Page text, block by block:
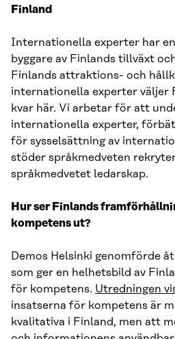
Finland
Internationella experter har
byggare av Finlands tillväxt
Finlands attraktions- och
internationella experter väljer
kvar här. Vi arbetar för att
internationella experter,
för sysselsättning av
stöder språkmedveten
språkmedvetet ledarskap.
Hur ser Finlands
kompetens ut?
Demos Helsinki genomförde
som ger en helhetsbild av
för kompetens. Utredningen
insatserna för kompetens är
kvalitativa i Finland, men att